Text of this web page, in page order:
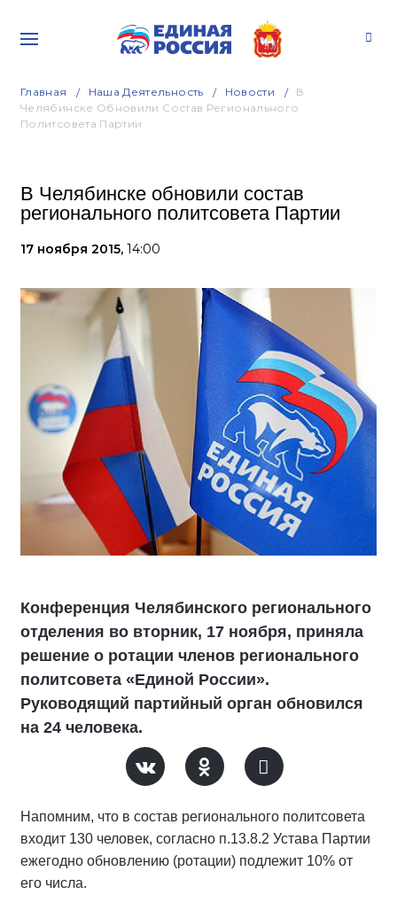
Главная Наша Деятельность Новости
В
Челябинске Обновили Состав Регионального
Политсовета Партии
В Челябинске обновили состав
регионального политсовета Партии
17 ноября 2015, 14:00
Конференция Челябинского регионального
отделения во вторник, 17 ноября, приняла
решение о ротации членов регионального
политсовета «Единой России».
Руководящий партийный орган обновился
на 24 человека.
Напомним, что в состав регионального политсовета
входит 130 человек, согласно п.13.8.2 Устава Партии
ежегодно обновлению (ротации) подлежит 10% от
его числа.